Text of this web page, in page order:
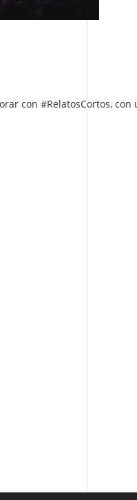
con #RelatosCortos, con